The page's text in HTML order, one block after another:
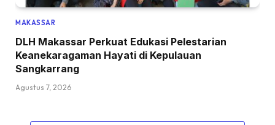
MAKASSAR
DLH Makassar Perkuat Edukasi Pelestarian
Keanekaragaman Hayati di Kepulauan
Sangkarrang
Agustus 7, 2026